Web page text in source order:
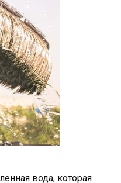
вода, которая